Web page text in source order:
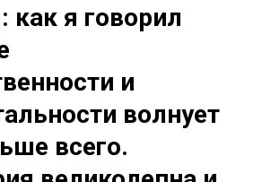
как я говорил
и
волнует
всего.